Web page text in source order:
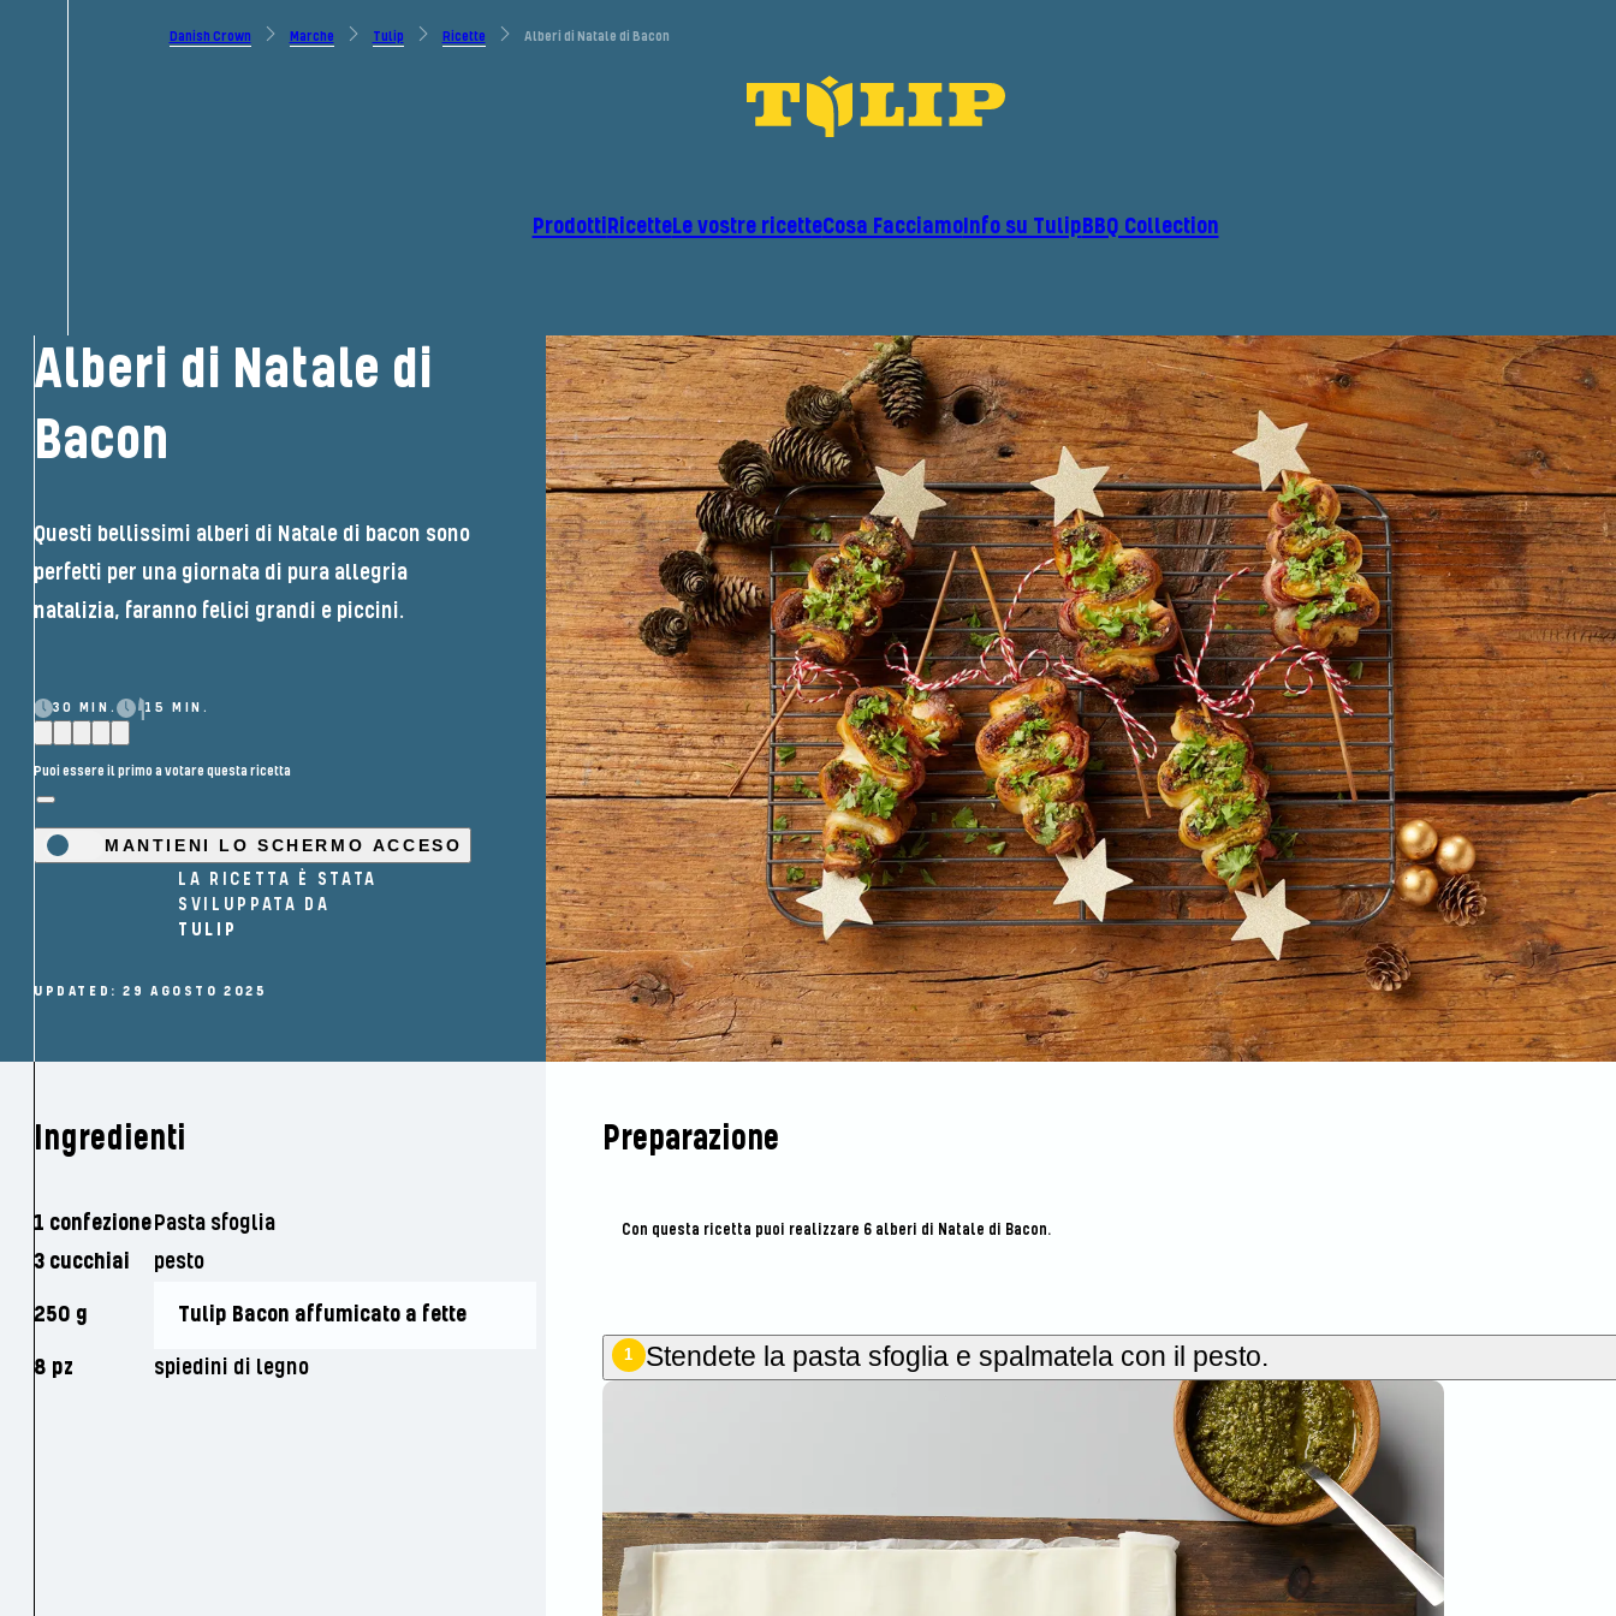
Danish Crown Marche Tulip Ricette Alberi di Natale di Bacon
ProdottiRicetteLe vostre ricetteCosa FacciamoInfo su TulipBBQ Collection
Alberi di Natale di
Bacon
Questi bellissimi alberi di Natale di bacon sono
perfetti per una giornata di pura allegria
natalizia, faranno felici grandi e piccini.
30 MIN. 15 MIN.
Puoi essere il primo a votare questa ricetta
MANTIENI LO SCHERMO ACCESO
LA RICETTA È STATA
SVILUPPATA DA
TULIP
UPDATED: 29 AGOSTO 2025
Ingredienti
1 confezionePasta sfoglia
3 cucchiai
pesto
250 g
Tulip Bacon affumicato a fette
8 pz
spiedini di legno
Preparazione
Con questa ricetta puoi realizzare 6 alberi di Natale di Bacon.
1 Stendete la pasta sfoglia e spalmatela con il pesto.